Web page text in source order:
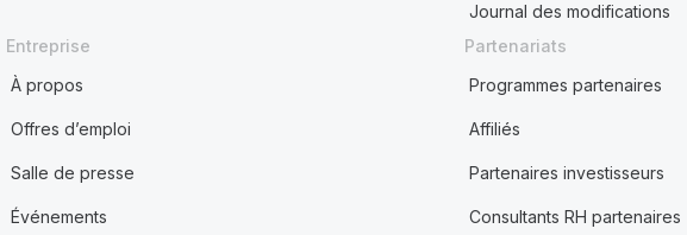
Journal des modifications
Entreprise
À propos
Offres d’emploi
Salle de presse
Événements
Partenariats
Programmes partenaires
Affiliés
Partenaires investisseurs
Consultants RH partenaires